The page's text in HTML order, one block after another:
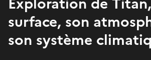
surface, son
son système